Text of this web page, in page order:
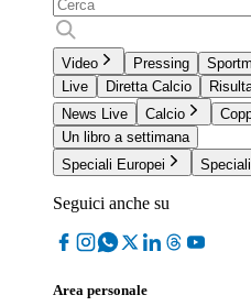
Video Pressing
Live
Diretta Calcio
News Live
Calcio
Un libro a settimana
Speciali Europei
Seguici anche su
Area personale